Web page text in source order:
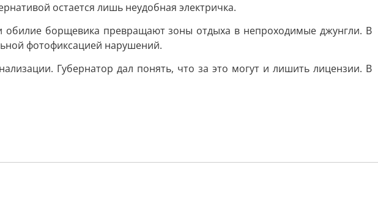
остается лишь неудобная электричка.
обилие борщевика превращают зоны отдыха в непроходимые джунгли. В
фотофиксацией нарушений.
Губернатор дал понять, что за это могут и лишить лицензии. В